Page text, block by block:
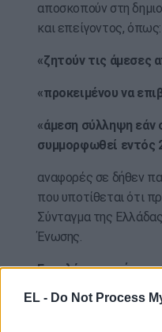
EL - Do Not Process
αποσκοπούν στη
και επείγοντος, όπως:
«ζητούν τις άμεσες
«προκειμένου να
«άμεση σύλληψη εάν
συμμορφωθεί εντός
αναφορές σε δήθεν
που υποτίθεται ότι
Σύνταγμα της
Ένωσης.
Επιπλέον, το μήνυμα
ως επίσημο
στοιχεία